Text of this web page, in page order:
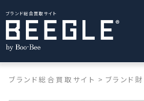
ブランド総合買取サイト
ブランド総合買取サイト > ブランド